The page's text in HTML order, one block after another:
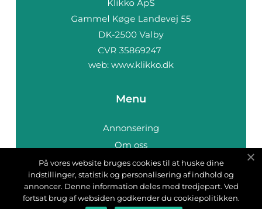
web: www.klikko.dk
Menu
Annonsering
Om oss
Cookies
Kontakta oss
Sitemap
På vores website bruges cookies til at huske dine
indstillinger, statistik og personalisering af indhold og
annoncer. Denne information deles med tredjepart. Ved
fortsat brug af websiden godkender du cookiepolitikken.